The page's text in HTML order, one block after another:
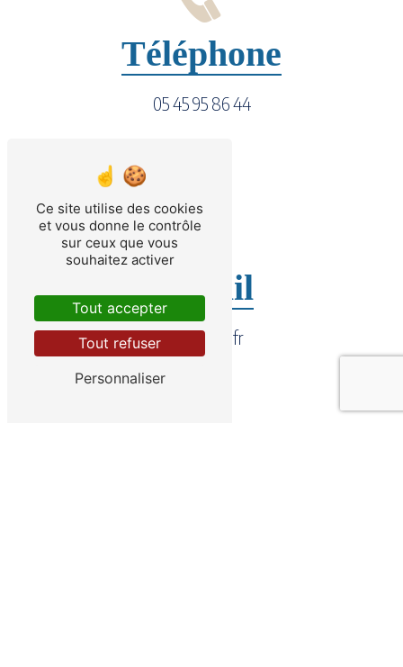
Téléphone
05 45 95 86 44
E-mail
sorc@sorc.fr
Ce site utilise des cookies
et vous donne le contrôle
sur ceux que vous
souhaitez activer
Tout accepter
Tout refuser
Personnaliser